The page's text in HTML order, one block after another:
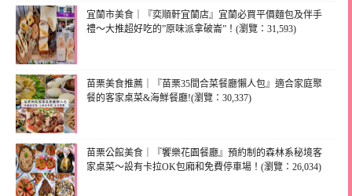
宜蘭市美食｜『奕順軒宜蘭店』宜蘭必買平價麵包及伴手
禮～大推超好吃的”原味派拿破崙”！(瀏覽：31,593)
苗栗美食推薦｜『苗栗35間合菜餐廳懶人包』適合家庭聚
餐的客家桌菜&海鮮餐廳!(瀏覽：30,337)
苗栗公館美食｜『饗樂花園餐廳』預約制的森林系秘境客
家桌菜～設有卡拉OK包廂和免費停車場！(瀏覽：26,034)